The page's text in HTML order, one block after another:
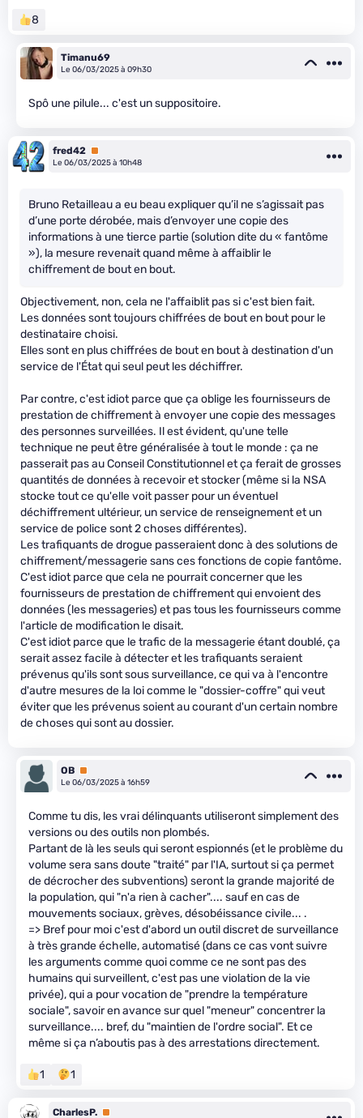
8
Timanu69
Le 06/03/2025 à 09h30
Spô une pilule... c'est un suppositoire.
fred42 Premium
Le 06/03/2025 à 10h48
Bruno Retailleau a eu beau expliquer qu’il ne s’agissait pas
d’une porte dérobée, mais d’envoyer une copie des
informations à une tierce partie (solution dite du « fantôme
»), la mesure revenait quand même à affaiblir le
chiffrement de bout en bout.
Objectivement, non, cela ne l'affaiblit pas si c'est bien fait.
Les données sont toujours chiffrées de bout en bout pour le
destinataire choisi.
Elles sont en plus chiffrées de bout en bout à destination d'un
service de l'État qui seul peut les déchiffrer.
Par contre, c'est idiot parce que ça oblige les fournisseurs de
prestation de chiffrement à envoyer une copie des messages
des personnes surveillées. Il est évident, qu'une telle
technique ne peut être généralisée à tout le monde : ça ne
passerait pas au Conseil Constitutionnel et ça ferait de grosses
quantités de données à recevoir et stocker (même si la NSA
stocke tout ce qu'elle voit passer pour un éventuel
déchiffrement ultérieur, un service de renseignement et un
service de police sont 2 choses différentes).
Les trafiquants de drogue passeraient donc à des solutions de
chiffrement/messagerie sans ces fonctions de copie fantôme.
C'est idiot parce que cela ne pourrait concerner que les
fournisseurs de prestation de chiffrement qui envoient des
données (les messageries) et pas tous les fournisseurs comme
l'article de modification le disait.
C'est idiot parce que le trafic de la messagerie étant doublé, ça
serait assez facile à détecter et les trafiquants seraient
prévenus qu'ils sont sous surveillance, ce qui va à l'encontre
d'autre mesures de la loi comme le "dossier-coffre" qui veut
éviter que les prévenus soient au courant d'un certain nombre
de choses qui sont au dossier.
OB Premium
Le 06/03/2025 à 16h59
Comme tu dis, les vrai délinquants utiliseront simplement des
versions ou des outils non plombés.
Partant de là les seuls qui seront espionnés (et le problème du
volume sera sans doute "traité" par l'IA, surtout si ça permet
de décrocher des subventions) seront la grande majorité de
la population, qui "n'a rien à cacher".... sauf en cas de
mouvements sociaux, grèves, désobéissance civile... .
=> Bref pour moi c'est d'abord un outil discret de surveillance
à très grande échelle, automatisé (dans ce cas vont suivre
les arguments comme quoi comme ce ne sont pas des
humains qui surveillent, c'est pas une violation de la vie
privée), qui a pour vocation de "prendre la température
sociale", savoir en avance sur quel "meneur" concentrer la
surveillance.... bref, du "maintien de l'ordre social". Et ce
même si ça n’aboutis pas à des arrestations directement.
1 1
CharlesP. Premium